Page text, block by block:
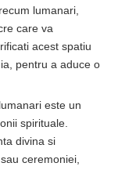
lumanari,
care va
acest spatiu
pentru a aduce o
este un
spirituale.
divina si
ceremoniei,